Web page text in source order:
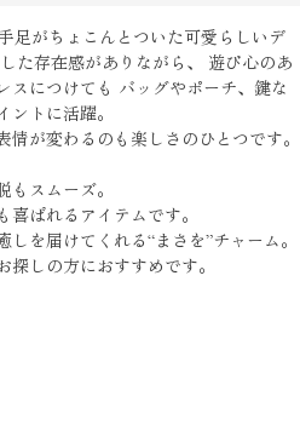
足がちょこんとついた可愛らしいデ
た存在感がありながら、 遊び心のあ
スにつけても バッグやポーチ、鍵な
ントに活躍。
が変わるのも楽しさのひとつです。
もスムーズ。
ばれるアイテムです。
を届けてくれる“まさを”チャーム。
しの方におすすめです。